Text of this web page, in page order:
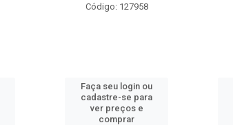
Código: 127958
Faça seu login ou
cadastre-se para
ver preços e
comprar